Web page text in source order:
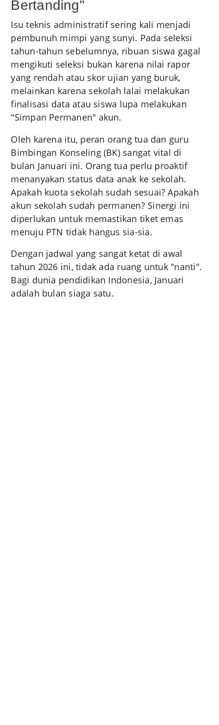
Bertanding"
Isu teknis administratif sering kali menjadi
pembunuh mimpi yang sunyi. Pada seleksi
tahun-tahun sebelumnya, ribuan siswa gagal
mengikuti seleksi bukan karena nilai rapor
yang rendah atau skor ujian yang buruk,
melainkan karena sekolah lalai melakukan
finalisasi data atau siswa lupa melakukan
"Simpan Permanen" akun.
Oleh karena itu, peran orang tua dan guru
Bimbingan Konseling (BK) sangat vital di
bulan Januari ini. Orang tua perlu proaktif
menanyakan status data anak ke sekolah.
Apakah kuota sekolah sudah sesuai? Apakah
akun sekolah sudah permanen? Sinergi ini
diperlukan untuk memastikan tiket emas
menuju PTN tidak hangus sia-sia.
Dengan jadwal yang sangat ketat di awal
tahun 2026 ini, tidak ada ruang untuk "nanti".
Bagi dunia pendidikan Indonesia, Januari
adalah bulan siaga satu.